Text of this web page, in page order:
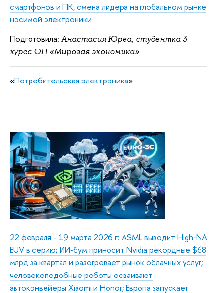
смартфонов и ПК, смена лидера на глобальном рынке
носимой электроники
Подготовила: Анастасия Юреа, студентка 3
курса ОП «Мировая экономика»
«Потребительская электроника»
22 февраля - 19 марта 2026 г: ASML выводит High‑NA
EUV в серию; ИИ‑бум приносит Nvidia рекордные $68
млрд за квартал и разогревает рынок облачных услуг;
человекоподобные роботы осваивают
автоконвейеры Xiaomi и Honor; Европа запускает